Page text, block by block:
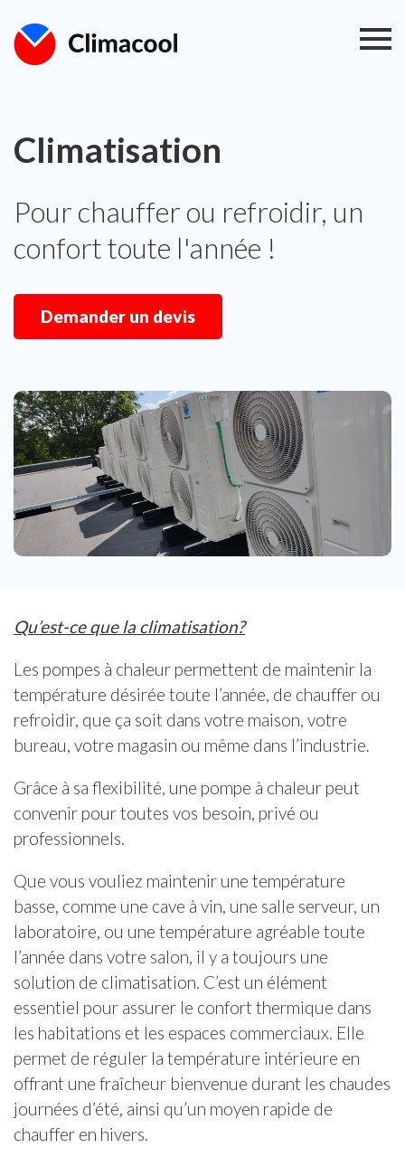
Climatisation
Pour chauffer ou refroidir, un
confort toute l'année !
Demander un devis
Qu’est-ce que la climatisation?
Les pompes à chaleur permettent de maintenir la
température désirée toute l’année, de chauffer ou
refroidir, que ça soit dans votre maison, votre
bureau, votre magasin ou même dans l’industrie.
Grâce à sa flexibilité, une pompe à chaleur peut
convenir pour toutes vos besoin, privé ou
professionnels.
Que vous vouliez maintenir une température
basse, comme une cave à vin, une salle serveur, un
laboratoire, ou une température agréable toute
l’année dans votre salon, il y a toujours une
solution de climatisation. C’est un élément
essentiel pour assurer le confort thermique dans
les habitations et les espaces commerciaux. Elle
permet de réguler la température intérieure en
offrant une fraîcheur bienvenue durant les chaudes
journées d’été, ainsi qu’un moyen rapide de
chauffer en hivers.